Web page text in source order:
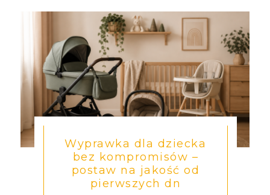
Wyprawka dla dziecka
bez kompromisów –
postaw na jakość od
pierwszych dn